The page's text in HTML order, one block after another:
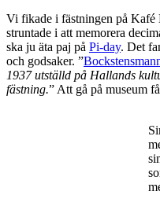
Vi fikade i fästningen på
struntade i att memorera
ska ju äta paj på Pi-day. Det
och godsaker. ”
1937 utställd på Hallands
fästning.” Att gå på museum